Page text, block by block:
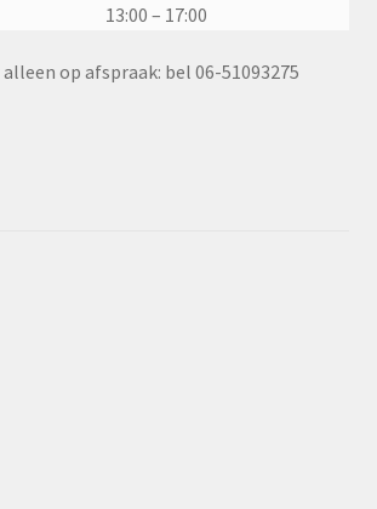
13:00 – 17:00
op afspraak: bel 06-51093275